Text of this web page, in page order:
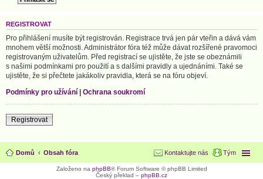
REGISTROVAT
Pro přihlášení musíte být registrován. Registrace trvá jen pár vteřin a dává vám
mnohem větší možnosti. Administrátor fóra též může dávat rozšířené pravomoci
registrovaným uživatelům. Před registrací se ujistěte, že jste se obeznámili
s našimi podmínkami pro použití a s dalšími pravidly a ujednáními. Také se
ujistěte, že si přečtete jakákoliv pravidla, která se na fóru objeví.
Podmínky pro užívání | Ochrana soukromí
Registrovat
Domů Obsah fóra Tým
Kontaktujte nás
Založeno na phpBB® Forum Software © phpBB Limited
Český překlad – phpBB.cz